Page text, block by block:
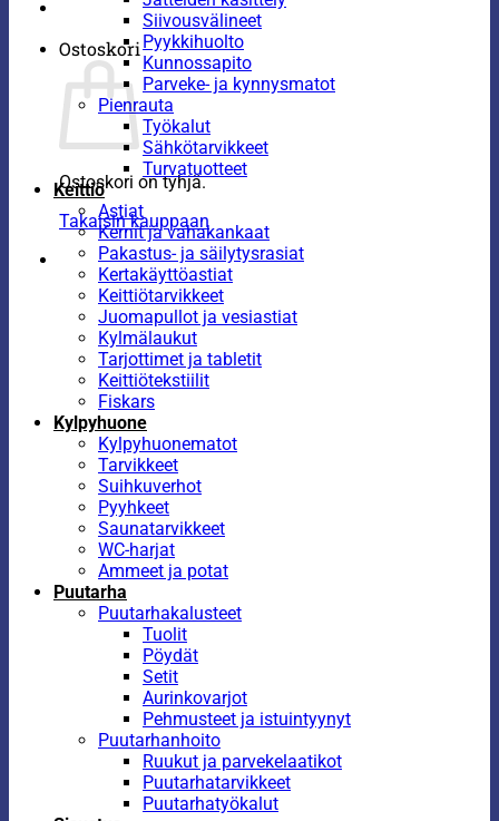
Ostoskori
Ostoskori on tyhjä.
Takaisin kauppaan
Siivousvälineet
Pyykkihuolto
Kunnossapito
Parveke- ja kynnysmatot
Pienrauta
Työkalut
Sähkötarvikkeet
Turvatuotteet
Keittiö
Astiat
Kernit ja vahakankaat
Pakastus- ja säilytysrasiat
Kertakäyttöastiat
Keittiötarvikkeet
Juomapullot ja vesiastiat
Kylmälaukut
Tarjottimet ja tabletit
Keittiötekstiilit
Fiskars
Kylpyhuone
Kylpyhuonematot
Tarvikkeet
Suihkuverhot
Pyyhkeet
Saunatarvikkeet
WC-harjat
Ammeet ja potat
Puutarha
Puutarhakalusteet
Tuolit
Pöydät
Setit
Aurinkovarjot
Pehmusteet ja istuintyynyt
Puutarhanhoito
Ruukut ja parvekelaatikot
Puutarhatarvikkeet
Puutarhatyökalut